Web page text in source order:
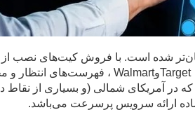
شده است. با فروش کیت‌های نصب
TargetوWalmart ، فهرست‌های انتظار و
در آمریکای شمالی (و بسیاری از نقاط
ارائه سرویس پرسرعت می‌باشد.